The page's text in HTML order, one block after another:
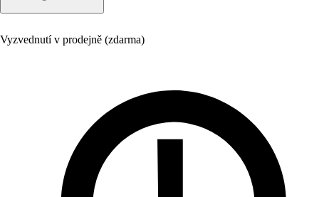
Vyzvednutí v prodejně (zdarma)